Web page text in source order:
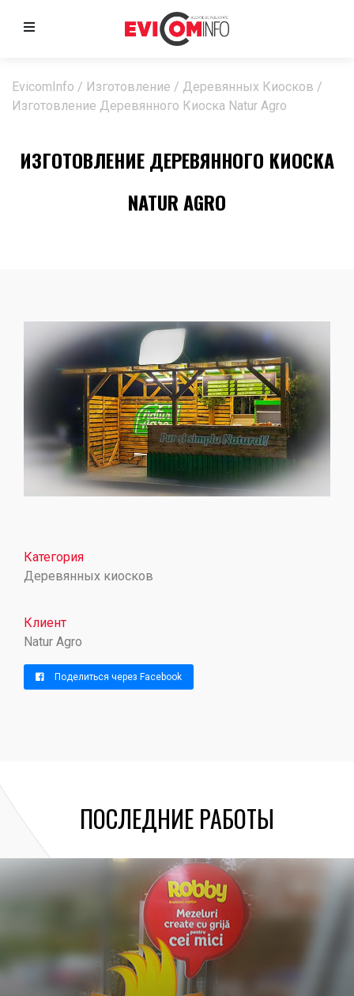
EvicomInfo / Изготовление / Деревянных Киосков /
Изготовление Деревянного Киоска Natur Agro
ИЗГОТОВЛЕНИЕ ДЕРЕВЯННОГО КИОСКА
NATUR AGRO
Категория
Деревянных киосков
Клиент
Natur Agro
Поделиться через Facebook
ПОСЛЕДНИЕ РАБОТЫ